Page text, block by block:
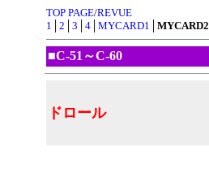
TOP PAGE/REVUE
1
2 3 4│ MYCARD1 MYCARD2
■C-51～C-60
ドロール